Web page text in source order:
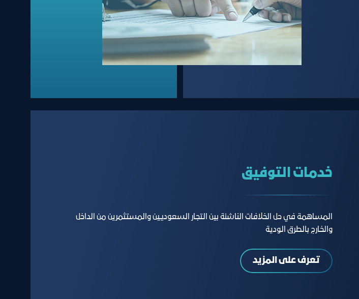
خدمات التوفيق
المساهمة في حل الخلافات الناشئة بين التجار السعوديين والمستثمرين من الداخل
والخارج بالطرق الودية
تعرف على المزيد